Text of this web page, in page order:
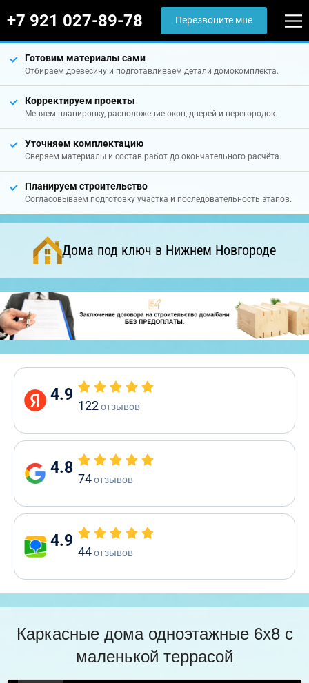
+7 921 027-89-78 Перезвоните мне
Готовим материалы сами
Отбираем древесину и подготавливаем детали домокомплекта.
Корректируем проекты
Меняем планировку, расположение окон, дверей и перегородок.
Уточняем комплектацию
Сверяем материалы и состав работ до окончательного расчёта.
Планируем строительство
Согласовываем подготовку участка и последовательность этапов.
Дома под ключ в Нижнем Новгороде
4.9
122отзывов
4.8
74отзывов
4.9
44отзывов
Каркасные дома одноэтажные 6х8 с
маленькой террасой